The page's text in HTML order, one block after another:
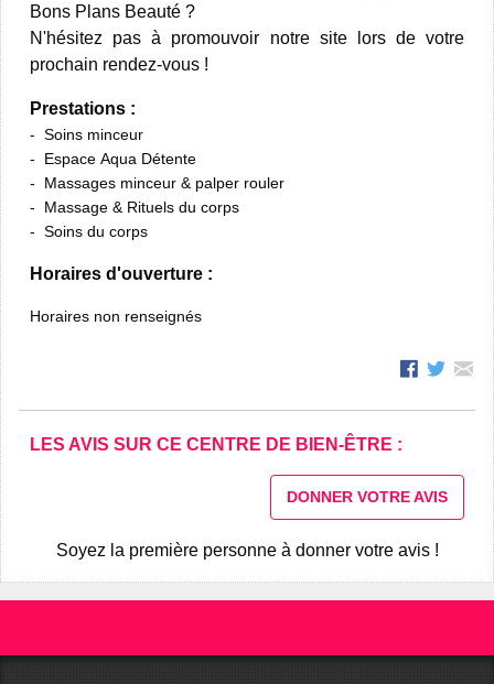
Bons Plans Beauté ?
N'hésitez pas à promouvoir notre site lors de votre
prochain rendez-vous !
Prestations :
Soins minceur
Espace Aqua Détente
Massages minceur & palper rouler
Massage & Rituels du corps
Soins du corps
Horaires d'ouverture :
Horaires non renseignés
LES AVIS SUR CE CENTRE DE BIEN-ÊTRE :
DONNER VOTRE AVIS
Soyez la première personne à donner votre avis !